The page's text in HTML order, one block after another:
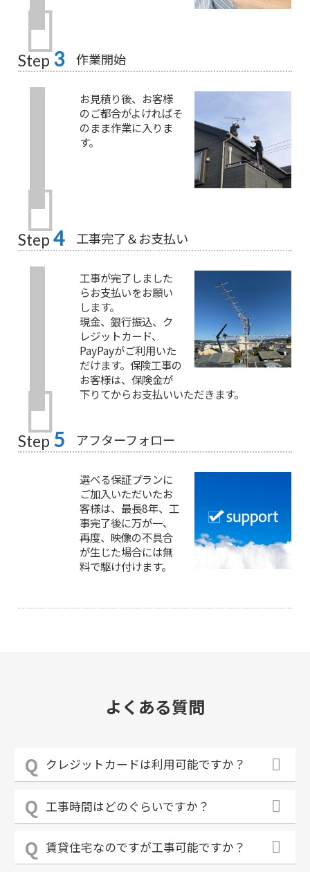
Step 3 作業開始
お見積り後、お客様
のご都合がよければそ
のまま作業に入りま
す。
Step 4 工事完了＆お支払い
工事が完了しました
らお支払いをお願い
します。
現金、銀行振込、ク
レジットカード、
PayPayがご利用いた
だけます。保険工事の
お客様は、保険金が
下りてからお支払いいただきます。
Step 5 アフターフォロー
選べる保証プランに
ご加入いただいたお
客様は、最長8年、工
事完了後に万が一、
再度、映像の不具合
が生じた場合には無
料で駆け付けます。
よくある質問
クレジットカードは利用可能ですか？
工事時間はどのぐらいですか？
賃貸住宅なのですが工事可能ですか？